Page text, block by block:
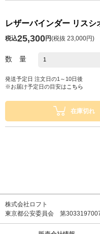
レザーバインダー リスシ
税込25,300円(税抜 23,000円)
数 量
発送予定日 注文日の1～10日後
※お届け予定日の目安は こちら
在庫切れ
株式会社ロフト
東京都公安委員会 第